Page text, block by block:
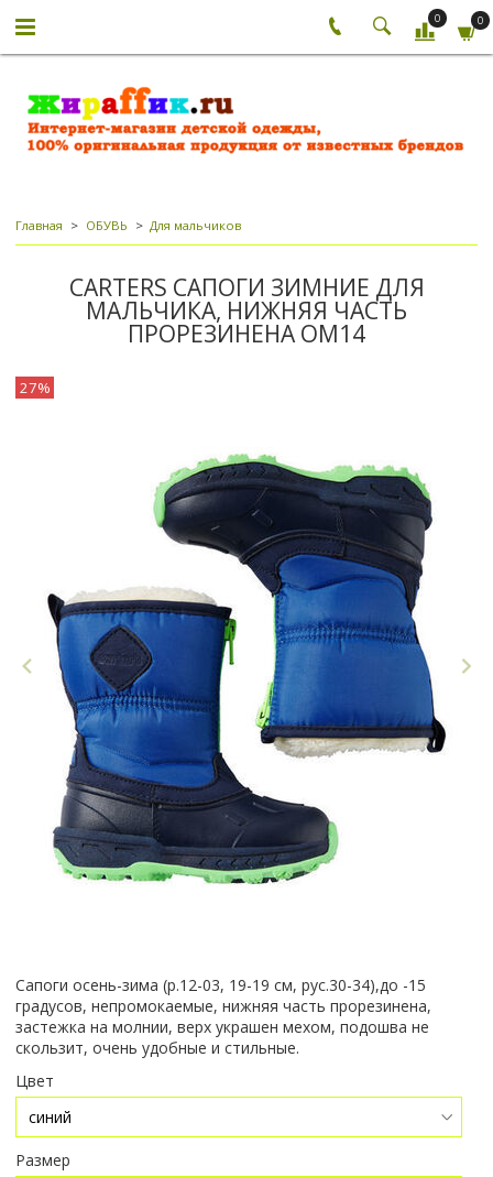
0 0
Главная ОБУВЬ Для мальчиков
CARTERS САПОГИ ЗИМНИЕ ДЛЯ
МАЛЬЧИКА, НИЖНЯЯ ЧАСТЬ
ПРОРЕЗИНЕНА ОМ14
27%
Сапоги осень-зима (р.12-03, 19-19 см, рус.30-34),до -15
градусов, непромокаемые, нижняя часть прорезинена,
застежка на молнии, верх украшен мехом, подошва не
скользит, очень удобные и стильные.
Цвет
Размер